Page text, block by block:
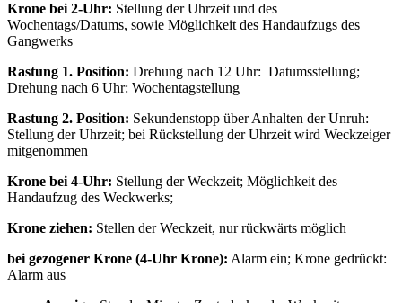
Krone bei 2-Uhr: Stellung der Uhrzeit und des
Wochentags/Datums, sowie Möglichkeit des Handaufzugs des
Gangwerks
Rastung 1. Position: Drehung nach 12 Uhr: Datumsstellung;
Drehung nach 6 Uhr: Wochentagstellung
Rastung 2. Position: Sekundenstopp über Anhalten der Unruh:
Stellung der Uhrzeit; bei Rückstellung der Uhrzeit wird Weckzeiger
mitgenommen
Krone bei 4-Uhr: Stellung der Weckzeit; Möglichkeit des
Handaufzug des Weckwerks;
Krone ziehen: Stellen der Weckzeit, nur rückwärts möglich
bei gezogener Krone (4-Uhr Krone): Alarm ein; Krone gedrückt:
Alarm aus